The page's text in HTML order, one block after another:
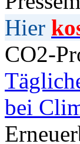
Hier
CO2-
bei